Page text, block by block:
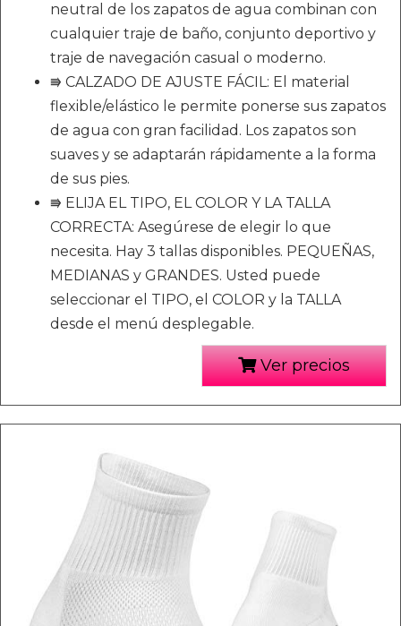
neutral de los zapatos de agua combinan con
cualquier traje de baño, conjunto deportivo y
traje de navegación casual o moderno.
⭆ CALZADO DE AJUSTE FÁCIL: El material
flexible/elástico le permite ponerse sus zapatos
de agua con gran facilidad. Los zapatos son
suaves y se adaptarán rápidamente a la forma
de sus pies.
⭆ ELIJA EL TIPO, EL COLOR Y LA TALLA
CORRECTA: Asegúrese de elegir lo que
necesita. Hay 3 tallas disponibles. PEQUEÑAS,
MEDIANAS y GRANDES. Usted puede
seleccionar el TIPO, el COLOR y la TALLA
desde el menú desplegable.
Ver precios